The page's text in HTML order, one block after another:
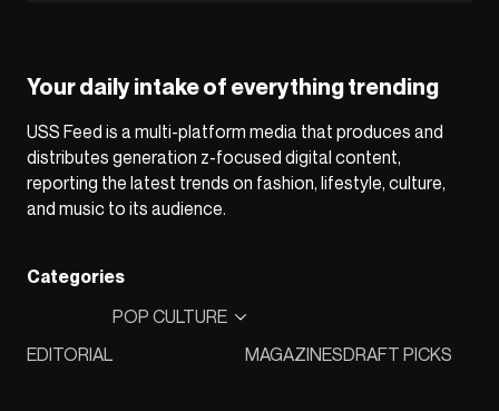
Your daily intake of everything trending
USS Feed is a multi-platform media that produces and
distributes generation z-focused digital content,
reporting the latest trends on fashion, lifestyle, culture,
and music to its audience.
Categories
EDITORIAL
POP CULTURE
MAGAZINESDRAFT PICKS